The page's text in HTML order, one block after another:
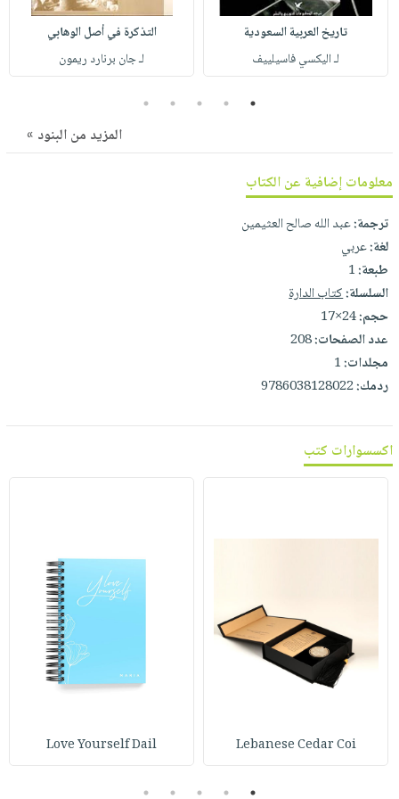
صابون
أطفال
مناسبات
فيديوهات
أسئلة
انشر
كتابك
تواصل
معنا
التسوق
تاريخ العربية السعودية
لـ اليكسي فاسيلييف
التذكرة في أصل الوهابي
لـ جان برنارد ريمون
1
2
3
4
5
المزيد من البنود »
معلومات إضافية عن الكتاب
ترجمة:عبد الله صالح العثيمين
لغة:عربي
طبعة:1
السلسلة:كتاب الدارة
حجم:24×17
عدد الصفحات:208
مجلدات:1
ردمك:9786038128022
اكسسوارات كتب
Lebanese Cedar Coi
Love Yourself Dail
1
2
3
4
5